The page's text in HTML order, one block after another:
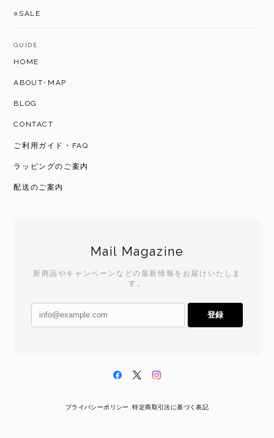
○SALE
GUIDE
HOME
ABOUT･MAP
BLOG
CONTACT
ご利用ガイド・FAQ
ラッピングのご案内
配送のご案内
Mail Magazine
新商品やキャンペーンなどの最新情報をお届けいたしま
す。
登録
プライバシーポリシー 特定商取引法に基づく表記